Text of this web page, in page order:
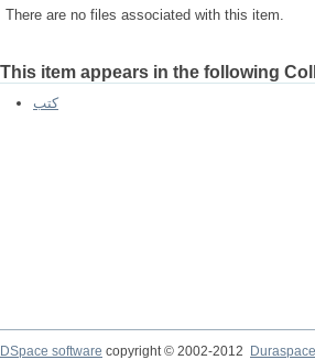
There are no files associated with this item.
This item appears in the following
كتب
DSpace software copyright © 2002-2012
Duraspace